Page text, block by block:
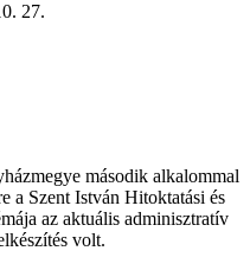
27.
második alkalommal
a Szent István Hitoktatási és
az aktuális adminisztratív
volt.